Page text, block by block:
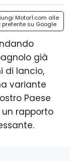
Motor1.com alle
preferite su Google
già
di lancio,
variante
Paese
rapporto